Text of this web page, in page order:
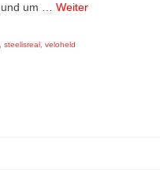
und um …Weiter
,steelisreal,veloheld